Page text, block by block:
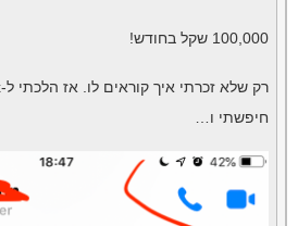
100,000 שקל בחודש!
רק שלא זכרתי איך קוראים לו. אז הלכתי ל-inbox בפייסבוק,
חיפשתי ו…